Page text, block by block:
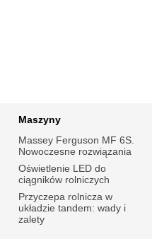
Maszyny
Massey Ferguson MF 6S.
Nowoczesne rozwiązania
Oświetlenie LED do
ciągników rolniczych
Przyczepa rolnicza w
układzie tandem: wady i
zalety